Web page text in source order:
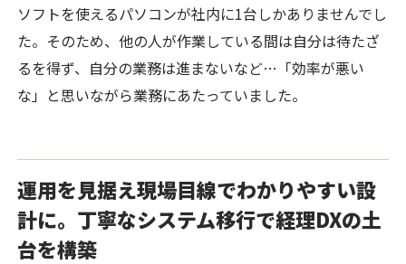
ソフトを使えるパソコンが社内に1台しかありませんでし
た。そのため、他の人が作業している間は自分は待たざ
るを得ず、自分の業務は進まないなど…「効率が悪い
な」と思いながら業務にあたっていました。
運用を見据え現場目線でわかりやすい設
計に。丁寧なシステム移行で経理DXの土
台を構築